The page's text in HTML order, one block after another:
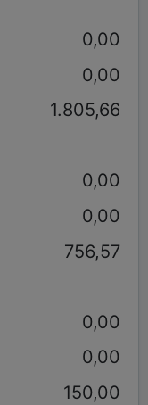
0,00
0,00
1.805,66
0,00
0,00
756,57
0,00
0,00
150,00